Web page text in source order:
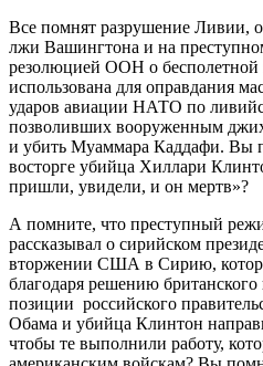
Все помнят разрушение Ливии,
лжи Вашингтона и на
резолюцией ООН о бесполетной
использована для оправдания
ударов авиации НАТО по
позволивших вооруженным
и убить Муаммара Каддафи. Вы
восторге убийца Хиллари
пришли, увидели, и он мертв»?
А помните, что преступный
рассказывал о сирийском
вторжении США в Сирию,
благодаря решению британского
позиции российского
Обама и убийца Клинтон
чтобы те выполнили работу,